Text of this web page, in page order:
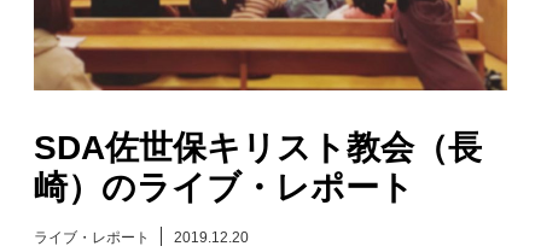
日々のレポート
プロフィール
演奏依頼
SDA佐世保キリスト教会（長
崎）のライブ・レポート
ライブ・レポート 2019.12.20